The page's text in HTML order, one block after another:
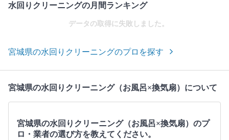
水回りクリーニングの月間ランキング
データの取得に失敗しました。
宮城県の水回りクリーニングのプロを探す
宮城県の水回りクリーニング（お風呂×換気扇）について
宮城県の水回りクリーニング（お風呂×換気扇）のプ
ロ・業者の選び方を教えてください。